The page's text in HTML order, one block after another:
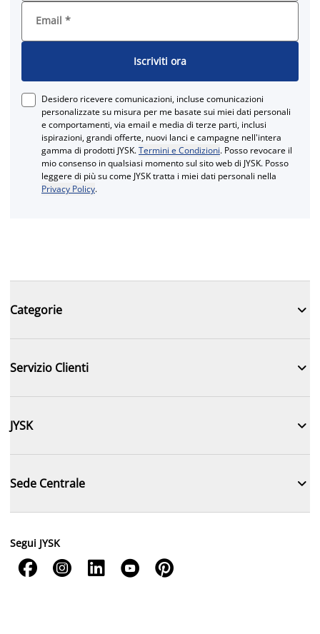
Email *
Iscriviti ora
Desidero ricevere comunicazioni, incluse comunicazioni
personalizzate su misura per me basate sui miei dati personali
e comportamenti, via email e media di terze parti, inclusi
ispirazioni, grandi offerte, nuovi lanci e campagne nell'intera
gamma di prodotti JYSK.Termini e Condizioni. Posso revocare il
mio consenso in qualsiasi momento sul sito web di JYSK. Posso
leggere di più su come JYSK tratta i miei dati personali nella
Privacy Policy.
Categorie 
Servizio Clienti 
JYSK 
Sede Centrale 
Segui JYSK
    